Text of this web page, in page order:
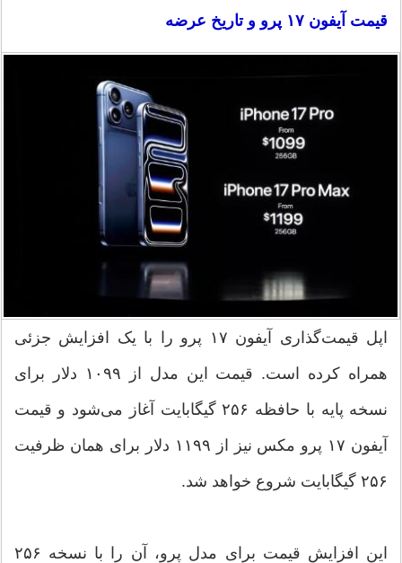
قیمت آیفون ۱۷ پرو و تاریخ عرضه
اپل قیمت‌گذاری آیفون ۱۷ پرو را با یک افزایش جزئی
همراه کرده است. قیمت این مدل از ۱۰۹۹ دلار برای
نسخه پایه با حافظه ۲۵۶ گیگابایت آغاز می‌شود و قیمت
آیفون ۱۷ پرو مکس نیز از ۱۱۹۹ دلار برای همان ظرفیت
۲۵۶ گیگابایت شروع خواهد شد.
این افزایش قیمت برای مدل پرو، آن را با نسخه ۲۵۶